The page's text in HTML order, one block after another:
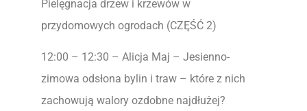
Pielęgnacja drzew i krzewów w
przydomowych ogrodach (CZĘŚĆ 2)
12:00 – 12:30 – Alicja Maj – Jesienno-
zimowa odsłona bylin i traw – które z nich
zachowują walory ozdobne najdłużej?